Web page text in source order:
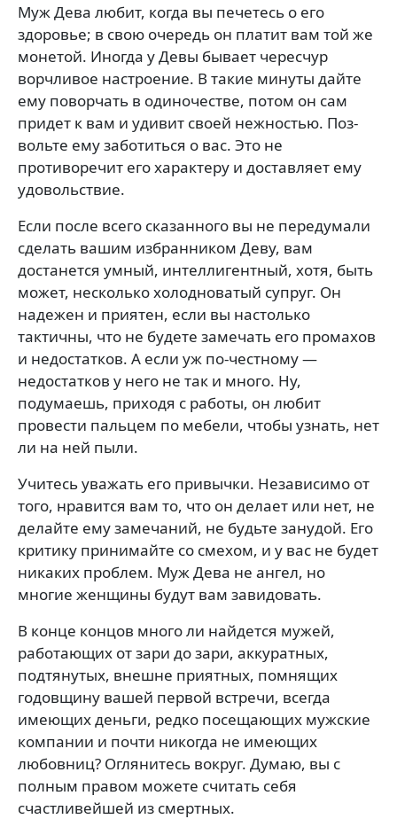
Муж Дева любит, когда вы печетесь о его
здоровье; в свою очередь он платит вам той же
монетой. Иногда у Девы бывает чересчур
ворчливое настроение. В та­кие минуты дайте
ему поворчать в одиночестве, потом он сам
придет к вам и удивит своей нежностью. Поз­
вольте ему заботиться о вас. Это не
противоречит его характеру и доставляет ему
удовольствие.
Если после всего сказанного вы не передумали
сде­лать вашим избранником Деву, вам
достанется умный, интеллигентный, хотя, быть
может, несколько холод­новатый супруг. Он
надежен и приятен, если вы на­столько
тактичны, что не будете замечать его прома­хов
и недостатков. А если уж по-честному —
недостат­ков у него не так и много. Ну,
подумаешь, приходя с работы, он любит
провести пальцем по мебели, чтобы узнать, нет
ли на ней пыли.
Учитесь уважать его привычки. Независимо от
того, нравится вам то, что он делает или нет, не
делайте ему замечаний, не будьте занудой. Его
критику при­нимайте со смехом, и у вас не будет
никаких про­блем. Муж Дева не ангел, но
многие женщины будут вам завидовать.
В конце концов много ли найдется мужей,
работаю­щих от зари до зари, аккуратных,
подтянутых, внешне приятных, помнящих
годовщину вашей первой встречи, всегда
имеющих деньги, редко посещающих мужские
компании и почти никогда не имеющих
любовниц? Ог­лянитесь вокруг. Думаю, вы с
полным правом можете считать себя
счастливейшей из смертных.